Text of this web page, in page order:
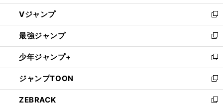
ウ
ィ
ン
ド
ウ
で
開
く
し
い
ウ
ィ
ン
ド
ウ
で
開
く
Vジャンプ
新
し
い
ウ
ィ
ン
ド
ウ
で
最強ジャンプ
新
し
い
ウ
ィ
ン
ド
少年ジャンプ+
新
し
い
ウ
ィ
ジャンプTOON
新
し
ZEBRACK